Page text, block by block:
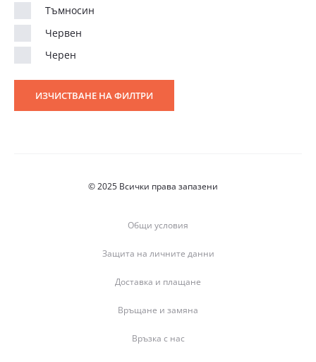
Тъмносин
Червен
Черен
ИЗЧИСТВАНЕ НА ФИЛТРИ
© 2025 Всички права запазени
Общи условия
Защита на личните данни
Доставка и плащане
Връщане и замяна
Връзка с нас